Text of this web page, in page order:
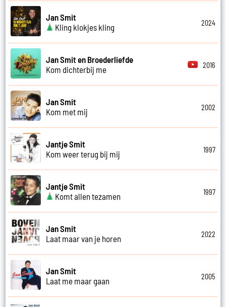
Jan Smit
Kling klokjes kling
2024
Jan Smit en Broederliefde
Kom dichterbij me
2016
Jan Smit
Kom met mij
2002
Jantje Smit
Kom weer terug bij mij
1997
Jantje Smit
Komt allen tezamen
1997
Jan Smit
Laat maar van je horen
2022
Jan Smit
Laat me maar gaan
2005